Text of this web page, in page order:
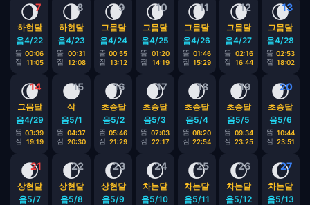
7
🌖
하현달
음4/22
뜸 00:06
짐
11:05
8
🌗
하현달
음4/23
뜸
00:31
짐
12:08
9
🌘
그믐달
음4/24
뜸 00:55
짐
13:12
10
🌘
그믐달
음4/25
뜸
01:20
짐
14:19
11
🌘
그믐달
음4/26
뜸 01:46
짐 15:29
12
🌘
그믐달
음4/27
뜸
02:16
짐
16:44
13
🌘
그믐달
음4/28
뜸 02:53
짐 18:02
14
🌘
그믐달
음4/29
뜸 03:39
짐
19:19
15
🌑
삭
음5/1
뜸 04:37
짐 20:30
16
🌒
초승달
음5/2
뜸 05:46
짐 21:29
17
🌒
초승달
음5/3
뜸 07:03
짐
22:17
18
🌒
초승달
음5/4
뜸 08:20
짐 22:54
19
🌒
초승달
음5/5
뜸 09:34
짐 23:25
20
🌒
초승달
음5/6
뜸 10:44
짐 23:51
21
🌒
상현달
음5/7
22
🌓
상현달
음5/8
23
🌔
상현달
음5/9
24
🌔
차는달
음5/10
25
🌔
차는달
음5/11
26
🌔
차는달
음5/12
27
🌔
차는달
음5/13